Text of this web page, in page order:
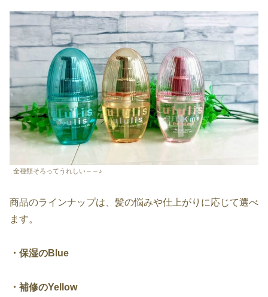
全種類そろってうれしい～～♪
商品のラインナップは、髪の悩みや仕上がりに応じて選べ
ます。
・保湿のBlue
・補修のYellow